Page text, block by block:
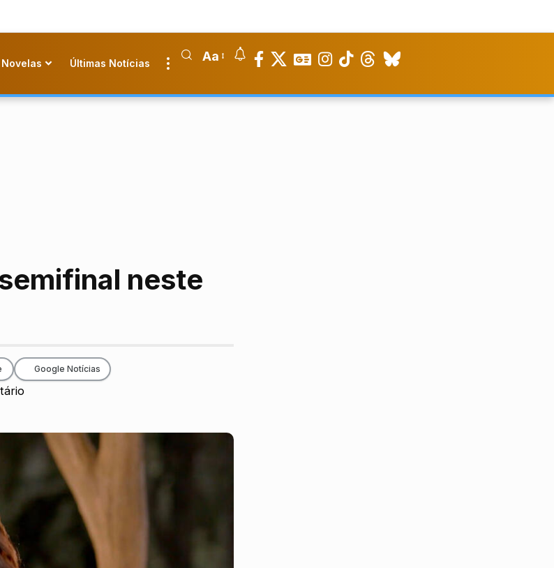
Novelas Últimas Notícias Aa
neste
Google Notícias